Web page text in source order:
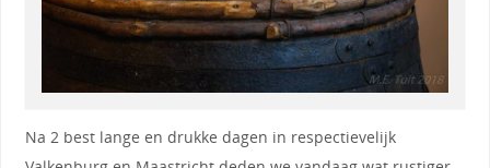
Na 2 best lange en drukke dagen in respectievelijk